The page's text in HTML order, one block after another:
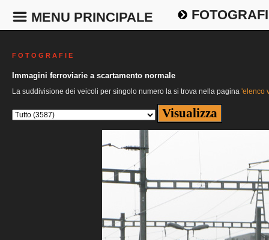
MENU PRINCIPALE
F O T O G R A F I E
Immagini ferroviarie a scartamento normale
La suddivisione dei veicoli per singolo numero la si trova nella pagina 'elenco